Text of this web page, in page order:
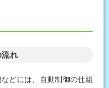
れ
どには、自動制御の仕組